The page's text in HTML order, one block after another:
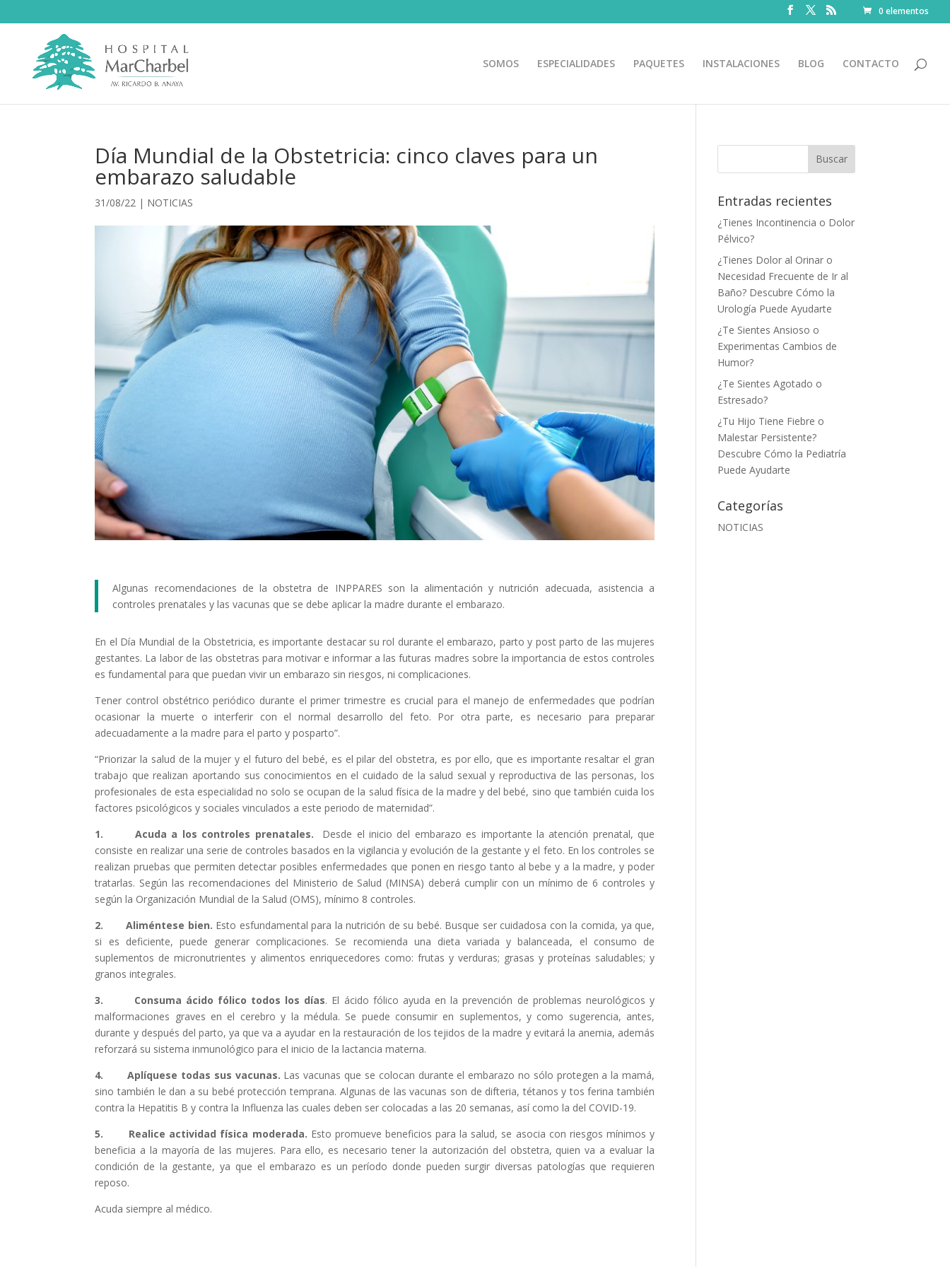
0 elementos
SOMOS ESPECIALIDADES PAQUETES INSTALACIONES BLOG CONTACTO
Día Mundial de la Obstetricia: cinco claves para un
embarazo saludable
31/08/22 | NOTICIAS
Algunas recomendaciones de la obstetra de INPPARES son la alimentación y nutrición adecuada, asistencia a
controles prenatales y las vacunas que se debe aplicar la madre durante el embarazo.
En el Día Mundial de la Obstetricia, es importante destacar su rol durante el embarazo, parto y post parto de las mujeres
gestantes. La labor de las obstetras para motivar e informar a las futuras madres sobre la importancia de estos controles
es fundamental para que puedan vivir un embarazo sin riesgos, ni complicaciones.
Tener control obstétrico periódico durante el primer trimestre es crucial para el manejo de enfermedades que podrían
ocasionar la muerte o interferir con el normal desarrollo del feto. Por otra parte, es necesario para preparar
adecuadamente a la madre para el parto y posparto”.
“Priorizar la salud de la mujer y el futuro del bebé, es el pilar del obstetra, es por ello, que es importante resaltar el gran
trabajo que realizan aportando sus conocimientos en el cuidado de la salud sexual y reproductiva de las personas, los
profesionales de esta especialidad no solo se ocupan de la salud física de la madre y del bebé, sino que también cuida los
factores psicológicos y sociales vinculados a este periodo de maternidad”.
1.
Acuda a los controles prenatales. Desde el inicio del embarazo es importante la atención prenatal, que
consiste en realizar una serie de controles basados en la vigilancia y evolución de la gestante y el feto. En los controles se
realizan pruebas que permiten detectar posibles enfermedades que ponen en riesgo tanto al bebe y a la madre, y poder
tratarlas. Según las recomendaciones del Ministerio de Salud (MINSA) deberá cumplir con un mínimo de 6 controles y
según la Organización Mundial de la Salud (OMS), mínimo 8 controles.
2. Aliméntese bien. Esto esfundamental para la nutrición de su bebé. Busque ser cuidadosa con la comida, ya que,
si es deficiente, puede generar complicaciones. Se recomienda una dieta variada y balanceada, el consumo de
suplementos de micronutrientes y alimentos enriquecedores como: frutas y verduras; grasas y proteínas saludables; y
granos integrales.
3.
Consuma ácido fólico todos los días. El ácido fólico ayuda en la prevención de problemas neurológicos y
malformaciones graves en el cerebro y la médula. Se puede consumir en suplementos, y como sugerencia, antes,
durante y después del parto, ya que va a ayudar en la restauración de los tejidos de la madre y evitará la anemia, además
reforzará su sistema inmunológico para el inicio de la lactancia materna.
4.
Aplíquese todas sus vacunas. Las vacunas que se colocan durante el embarazo no sólo protegen a la mamá,
sino también le dan a su bebé protección temprana. Algunas de las vacunas son de difteria, tétanos y tos ferina también
contra la Hepatitis B y contra la Influenza las cuales deben ser colocadas a las 20 semanas, así como la del COVID-19.
5.
Realice actividad física moderada. Esto promueve beneficios para la salud, se asocia con riesgos mínimos y
beneficia a la mayoría de las mujeres. Para ello, es necesario tener la autorización del obstetra, quien va a evaluar la
condición de la gestante, ya que el embarazo es un período donde pueden surgir diversas patologías que requieren
reposo.
Acuda siempre al médico.
Entradas recientes
¿Tienes Incontinencia o Dolor
Pélvico?
¿Tienes Dolor al Orinar o
Necesidad Frecuente de Ir al
Baño? Descubre Cómo la
Urología Puede Ayudarte
¿Te Sientes Ansioso o
Experimentas Cambios de
Humor?
¿Te Sientes Agotado o
Estresado?
¿Tu Hijo Tiene Fiebre o
Malestar Persistente?
Descubre Cómo la Pediatría
Puede Ayudarte
Categorías
NOTICIAS